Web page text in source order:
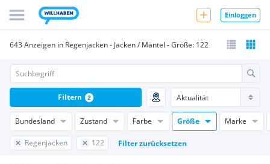
Einloggen
643 Anzeigen in Regenjacken - Jacken / Mäntel - Größe: 122
Bundesland Zustand Farbe Größe Marke
Regenjacken 122 Filter zurücksetzen
Filtern 2